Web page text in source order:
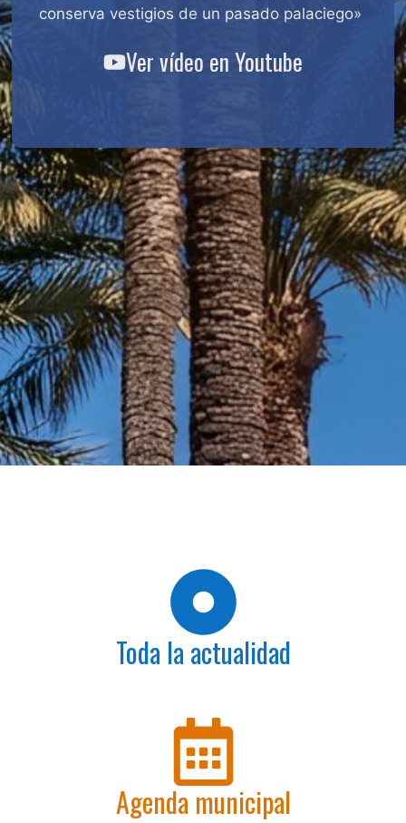
conserva vestigios de un pasado palaciego»
Ver vídeo en Youtube
Toda la actualidad
Agenda municipal